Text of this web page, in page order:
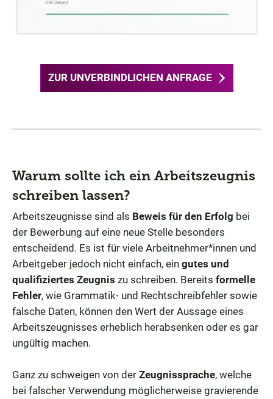
ZUR UNVERBINDLICHEN ANFRAGE
Warum sollte ich ein Arbeitszeugnis
schreiben lassen?
Arbeitszeugnisse sind als Beweis für den Erfolg bei
der Bewerbung auf eine neue Stelle besonders
entscheidend. Es ist für viele Arbeitnehmer*innen und
Arbeitgeber jedoch nicht einfach, ein gutes und
qualifiziertes Zeugnis zu schreiben. Bereits formelle
Fehler, wie Grammatik- und Rechtschreibfehler sowie
falsche Daten, können den Wert der Aussage eines
Arbeitszeugnisses erheblich herabsenken oder es gar
ungültig machen.
Ganz zu schweigen von der Zeugnissprache, welche
bei falscher Verwendung möglicherweise gravierende